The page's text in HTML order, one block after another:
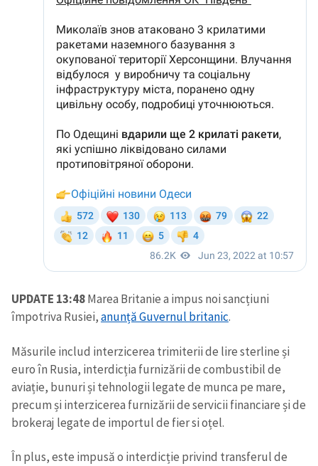
UPDATE 13:48Marea Britanie a impus noi sancțiuni
împotriva Rusiei,anunță Guvernul britanic.
Măsurile includ interzicerea trimiterii de lire sterline și
euro în Rusia, interdicția furnizării de combustibil de
aviație, bunuri și tehnologii legate de munca pe mare,
precum și interzicerea furnizării de servicii financiare și de
brokeraj legate de importul de fier si oțel.
În plus, este impusă o interdicție privind transferul de